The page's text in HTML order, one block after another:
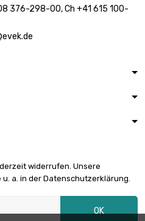
56,76 €
376-298-00, Ch +41 615 100-
widerrufen. Unsere
a. in der Datenschutzerklärung.
OK